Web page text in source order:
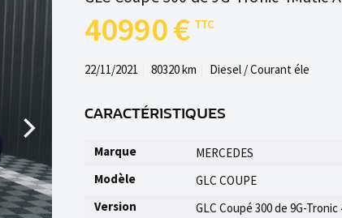
40990 €
22/11/2021 80320 km Diesel / Courant éle
CARACTÉRISTIQUES
Marque
MERCEDES
Modèle
GLC COUPE
Version
GLC Coupé 300 de 9G-